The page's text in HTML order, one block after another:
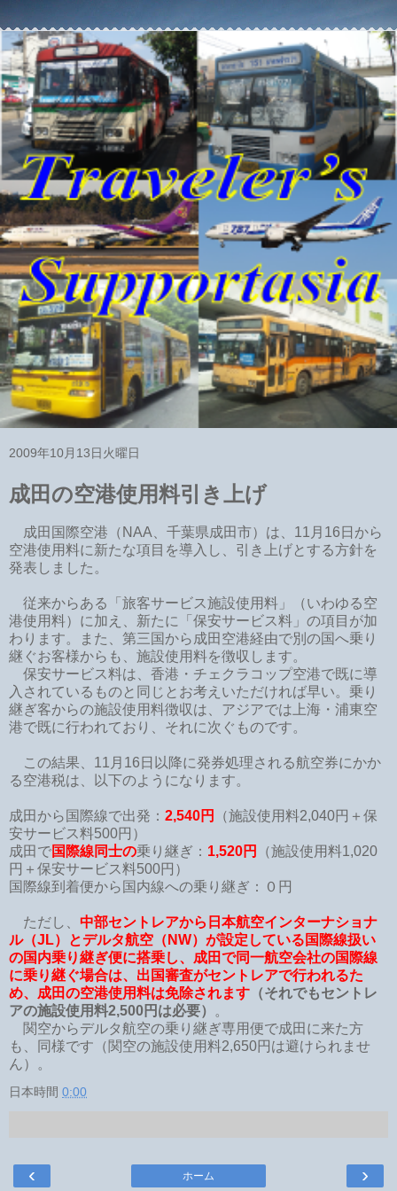
2009年10月13日火曜日
成田の空港使用料引き上げ
成田国際空港（NAA、千葉県成田市）は、11月16日から
空港使用料に新たな項目を導入し、引き上げとする方針を
発表しました。
従来からある「旅客サービス施設使用料」（いわゆる空
港使用料）に加え、新たに「保安サービス料」の項目が加
わります。また、第三国から成田空港経由で別の国へ乗り
継ぐお客様からも、施設使用料を徴収します。
保安サービス料は、香港・チェクラコップ空港で既に導
入されているものと同じとお考えいただければ早い。乗り
継ぎ客からの施設使用料徴収は、アジアでは上海・浦東空
港で既に行われており、それに次ぐものです。
この結果、11月16日以降に発券処理される航空券にかか
る空港税は、以下のようになります。
成田から国際線で出発： 2,540円
（施設使用料2,040円＋保
安サービス料500円）
成田で国際線同士の乗り継ぎ： 1,520円
（施設使用料1,020
円＋保安サービス料500円）
国際線到着便から国内線への乗り継ぎ：０円
ただし、 中部セントレアから日本航空インターナショナ
ル（JL）とデルタ航空（NW）が設定している国際線扱い
の国内乗り継ぎ便に搭乗し、成田で同一航空会社の国際線
に乗り継ぐ場合は、出国審査がセントレアで行われるた
め、成田の空港使用料は免除されます （それでもセントレ
アの施設使用料2,500円は必要）
。
関空からデルタ航空の乗り継ぎ専用便で成田に来た方
も、同様です（関空の施設使用料2,650円は避けられませ
ん）。
日本時間 0:00
‹ ›
ホーム